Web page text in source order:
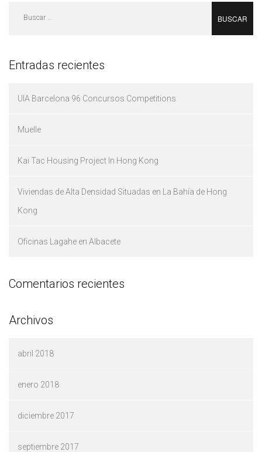
Entradas recientes
UIA Barcelona 96 Concursos Competitions
Muelle
Kai Tac Housing Project In Hong Kong
Viviendas de Alta Densidad Situadas en La Bahía de Hong
Kong
Oficinas Lagahe en Albacete
Comentarios recientes
Archivos
abril 2018
enero 2018
diciembre 2017
septiembre 2017